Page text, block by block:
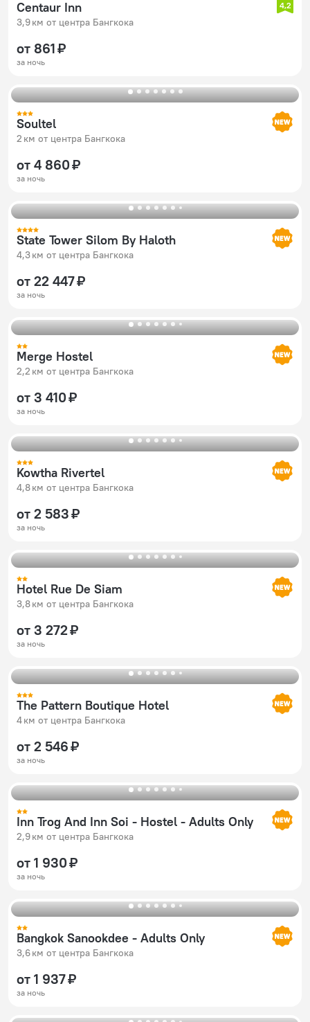
Centaur Inn
3,9 км от центра Бангкока
4,2
от 861 ₽
за ночь
Soultel
2 км от центра Бангкока
от 4 860 ₽
за ночь
State Tower Silom By Haloth
4,3 км от центра Бангкока
от 22 447 ₽
за ночь
Merge Hostel
2,2 км от центра Бангкока
от 3 410 ₽
за ночь
Kowtha Rivertel
4,8 км от центра Бангкока
от 2 583 ₽
за ночь
Hotel Rue De Siam
3,8 км от центра Бангкока
от 3 272 ₽
за ночь
The Pattern Boutique Hotel
4 км от центра Бангкока
от 2 546 ₽
за ночь
Inn Trog And Inn Soi - Hostel - Adults Only
2,9 км от центра Бангкока
от 1 930 ₽
за ночь
Bangkok Sanookdee - Adults Only
3,6 км от центра Бангкока
от 1 937 ₽
за ночь